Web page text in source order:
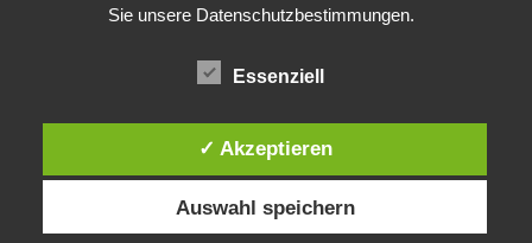
Sie unsere Datenschutzbestimmungen.
Essenziell
✓ Akzeptieren
Auswahl speichern